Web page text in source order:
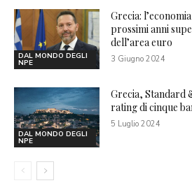
DAL MONDO DEGLI
NPE
Grecia:
prossimi anni
dell’area euro
3 Giugno 2024
DAL MONDO DEGLI
NPE
Grecia, Standard
rating di cinque
5 Luglio 2024